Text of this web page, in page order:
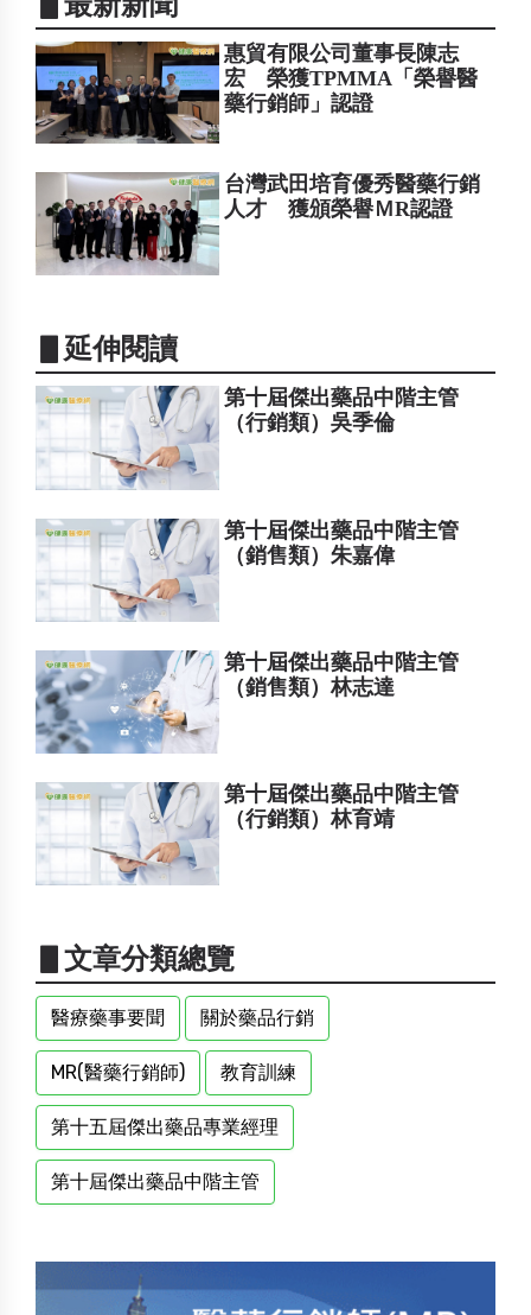
惠貿有限公司董事長陳志
宏 榮獲TPMMA「榮譽醫
藥行銷師」認證
台灣武田培育優秀醫藥行銷
人才 獲頒榮譽ＭR認證
▋延伸閱讀
第十屆傑出藥品中階主管
（行銷類）吳季倫
第十屆傑出藥品中階主管
（銷售類）朱嘉偉
第十屆傑出藥品中階主管
（銷售類）林志達
第十屆傑出藥品中階主管
（行銷類）林育靖
▋文章分類總覽
醫療藥事要聞 關於藥品行銷
MR(醫藥行銷師) 教育訓練
第十五屆傑出藥品專業經理
第十屆傑出藥品中階主管